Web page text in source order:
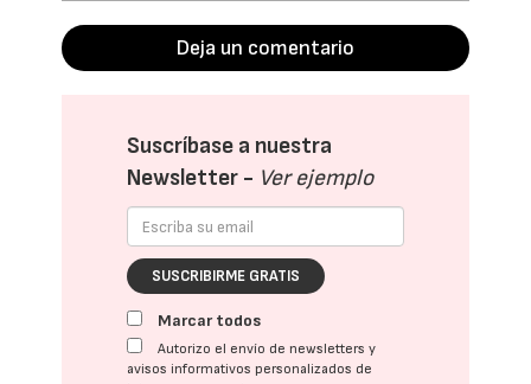
Deja un comentario
Suscríbase a nuestra
Newsletter - Ver ejemplo
SUSCRIBIRME GRATIS
Marcar todos
Autorizo el envío de newsletters y
avisos informativos personalizados de